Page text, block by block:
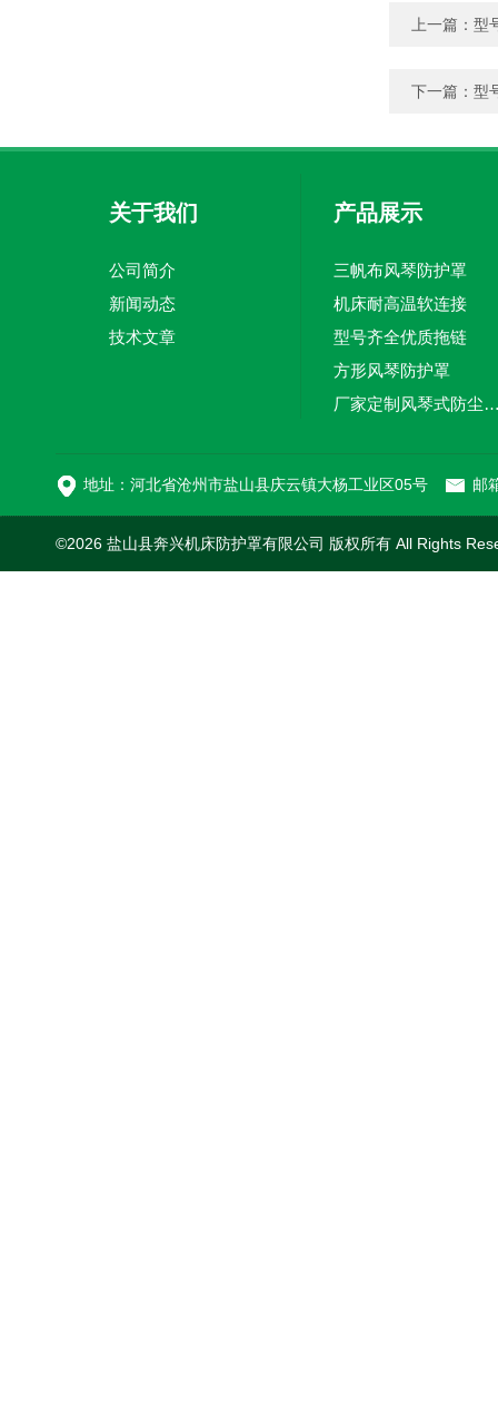
上一篇： 型
下一篇： 型
关于我们
公司简介
新闻动态
技术文章
产品展示
三帆布风琴防护罩
机床耐高温软连接
型号齐全优质拖链
方形风琴防护罩
厂家定制风琴式
地址：河北省沧州市盐山县庆云镇大杨工业区05号 邮
©2026 盐山县奔兴机床防护罩有限公司 版权所有 All Rights